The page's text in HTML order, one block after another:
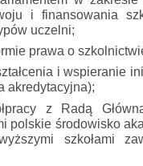
i finansowania
uczelni;
prawa o
i wspieranie
akredytacyjna);
z Radą
polskie środowisko
szkołami